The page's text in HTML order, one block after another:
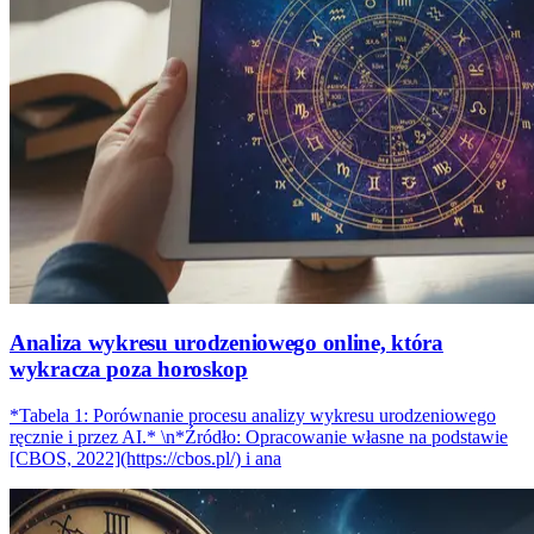
Analiza wykresu urodzeniowego online, która
wykracza poza horoskop
*Tabela 1: Porównanie procesu analizy wykresu urodzeniowego
ręcznie i przez AI.* \n*Źródło: Opracowanie własne na podstawie
[CBOS, 2022](https://cbos.pl/) i ana